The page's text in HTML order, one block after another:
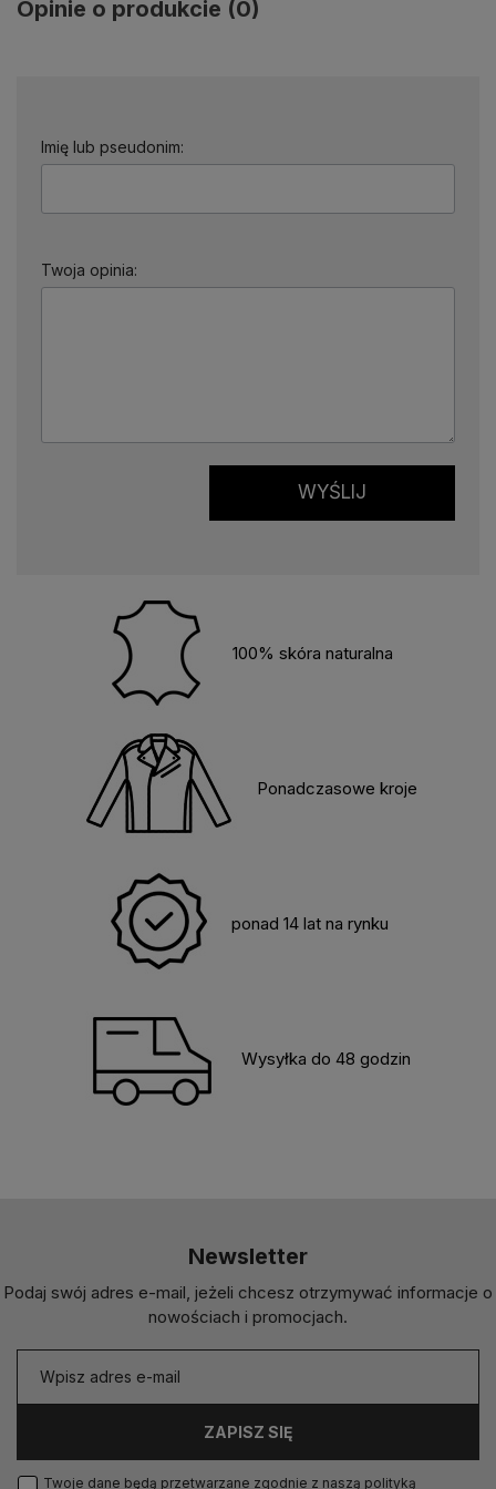
Opinie o produkcie (0)
Imię lub pseudonim:
Twoja opinia:
WYŚLIJ
100% skóra naturalna
Ponadczasowe kroje
ponad 14 lat na rynku
Wysyłka do 48 godzin
Newsletter
Podaj swój adres e-mail, jeżeli chcesz otrzymywać informacje o
nowościach i promocjach.
ZAPISZ SIĘ
Twoje dane będą przetwarzane zgodnie z naszą polityką